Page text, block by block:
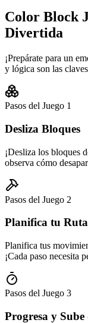
Color Block
Divertida
¡Prepárate para un
y lógica son las
Pasos del Juego 1
Desliza Bloques
¡Desliza los bloques
observa cómo
Pasos del Juego 2
Planifica tu Ruta
Planifica tus
¡Cada paso necesita
Pasos del Juego 3
Progresa y Sube